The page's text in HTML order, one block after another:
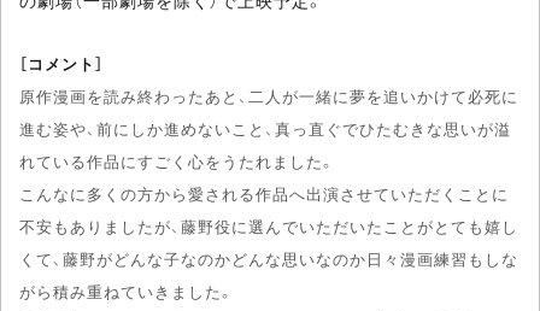
［コメント］
原作漫画を読み終わったあと、二人が一緒に夢を追いかけて必死に
進む姿や、前にしか進めないこと、真っ直ぐでひたむきな思いが溢
れている作品にすごく心をうたれました。
こんなに多くの方から愛される作品へ出演させていただくことに
不安もありましたが、藤野役に選んでいただいたことがとても嬉し
くて、藤野がどんな子なのかどんな思いなのか日々漫画練習もしな
がら積み重ねていきました。